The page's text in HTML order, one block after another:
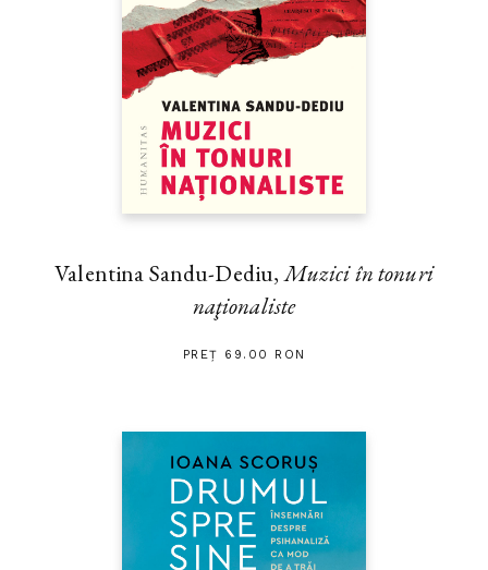
Valentina Sandu-Dediu,Muzici în tonuri
naţionaliste
PREȚ 69.00 RON